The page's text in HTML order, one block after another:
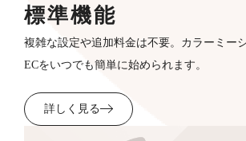
標準機能
複雑な設定や追加料金は不要。カラーミー
ECをいつでも簡単に始められます。
詳しく見る